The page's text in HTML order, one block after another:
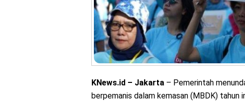
KNews.id – Jakarta – Pemerintah
berpemanis dalam kemasan (MBDK) tahun